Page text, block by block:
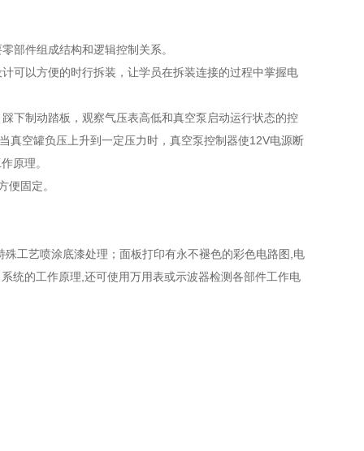
部件组成结构和逻辑控制关系。
可以方便的时行拆装，让学员在拆装连接的过程中掌握电
下制动踏板，观察气压表高低和真空泵启动运行状态的控
真空罐负压上升到一定压力时，真空泵控制器使12V电源断
原理。
固定。
工艺喷涂底漆处理；面板打印有永不褪色的彩色电路图,电
统的工作原理,还可使用万用表或示波器检测各部件工作电